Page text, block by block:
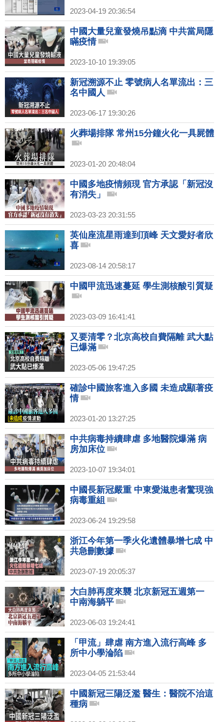
2023-04-19 20:36:54
中國大量兒童發燒吊點滴 中共當局隱
瞞疫情
2023-10-10 19:39:05
新冠溯源不止 零號病人名單流出：三
名中國人
2023-06-17 19:30:26
火葬場排隊 常州15分鐘火化一具屍體
2023-01-20 20:48:04
中國多地疫情頻現 官方承認「新冠沒
有消失」
2023-03-23 20:31:55
英仙座流星雨達到頂峰 天文愛好者欣
喜
2023-08-14 20:58:17
中國甲流迅速蔓延 學生測核酸引質疑
2023-03-09 16:41:41
又要清零？北京高校自費隔離 武大點
已爆滿
2023-05-06 19:47:25
確診中國旅客進入多國 未造成顯著疫
情
2023-01-20 13:27:25
中共病毒持續肆虐 多地醫院爆滿 病
房加床位
2023-10-07 19:34:01
中國長新冠嚴重 中東愛滋患者驚現強
病毒重組
2023-06-24 19:29:58
浙江今年第一季火化遺體暴增七成 中
共急刪數據
2023-07-19 20:05:37
大白肺再度來襲 北京新冠五週第一
中南海躺平
2023-06-03 19:24:41
「甲流」肆虐 南方進入流行高峰 多
所中小學淪陷
2023-04-05 21:53:44
中國新冠三陽泛濫 醫生：醫院不治這
種病